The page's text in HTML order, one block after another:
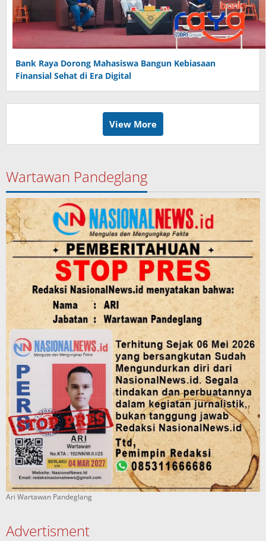
Bank Raya Dorong Mahasiswa Bangun Kebiasaan
Finansial Sehat di Era Digital
View More
Wartawan Pandeglang
Ari Wartawan Pandeglang
Advertisment